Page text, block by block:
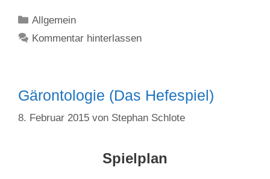
Kategorien
Allgemein
Kommentar hinterlassen
Gärontologie (Das Hefespiel)
8. Februar 2015 von Stephan Schlote
Spielplan